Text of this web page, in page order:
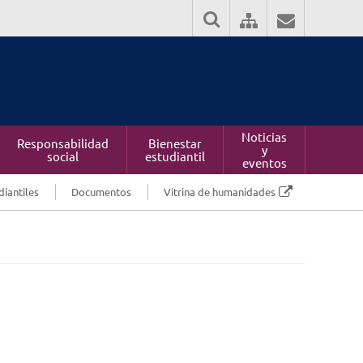
Responsabilidad
social
Bienestar
estudiantil
Noticias
y
eventos
Documentos Vitrina de humanidades